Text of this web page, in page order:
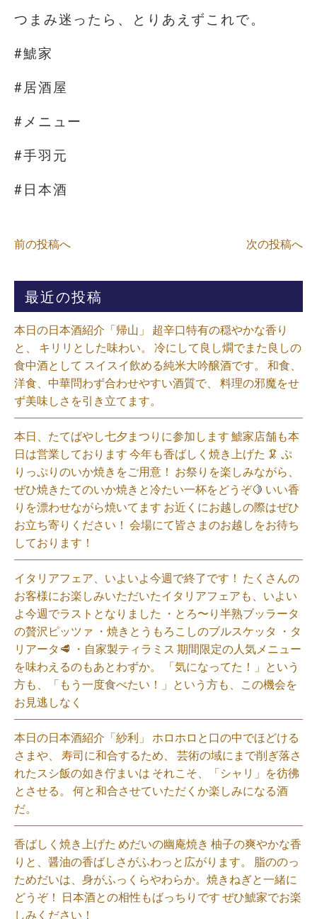
つまみ迷ったら、とりあえずこれで。⁡
#鯱家
#居酒屋
#メニュー
#手羽元
#日本酒
前の投稿へ 次の投稿へ
最近の投稿
本日の日本酒紹介「帰山」 超辛口特有の穏やかな香り
と、 キリリとした味わい。 冷にして良し燗でまた良しの
食中酒として スイスイ飲める純米大吟醸酒です。 和食、
洋食、中華問わず合わせやすい酒質で、 料理の邪魔をせ
ず美味しさを引き立てます。
本日、たてばやし七夕まつりに参加します 鯱家店舗も本
日は営業しております️ 今年も香ばしく焼き上げた 🦑 ぷ
りっぷりのいか焼きをご用意！ お祭りを楽しみながら、
ぜひ焼きたてのいか焼きと冷たい一杯をどうぞ🍋 いい香
りを漂わせながら焼いてます お近くにお越しの際はぜひ
お立ち寄りください！ 会場にて皆さまのお越しをお待ち
しております！
イタリアフェア、いよいよ今週で終了です！ たくさんの
お客様にお楽しみいただいたイタリアフェアも、いよい
よ今週でラストとなりました ・とろ〜り半熟ブッラータ
の贅沢ピッツァ ・焼きとうもろこしのブルスケッタ ・タ
リアータ🥩 ・自家製ティラミス 期間限定の人気メニュー
を味わえるのもあとわずか。 「気になってた！」という
方も、「もう一度食べたい！」という方も、この機会を
お見逃しなく⁡
本日の日本酒紹介「紗利」 ホロホロと口の中でほどける
さまや、 寿司に和合するため、 芸術の域にまで削ぎ落さ
れたスシ飯の如き佇まいは それこそ、「シャリ」を彷彿
とさせる。 何と和合させていただくか楽しみになる酒
だ。⁡
香ばしく焼き上げた めだいの幽庵焼き 柚子の爽やかな香
りと、醤油の香ばしさがふわっと広がります。 脂ののっ
ためだいは、身がふっくらやわらか。焼きねぎと一緒に
どうぞ！ 日本酒との相性もばっちりです ぜひ鯱家でお楽
しみください！⁡